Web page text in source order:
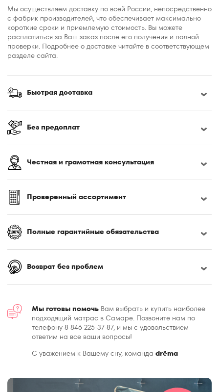
Мы осуществляем доставку по всей России, непосредственно
с фабрик производителей, что обеспечивает максимально
короткие сроки и приемлемую стоимость. Вы можете
расплатиться за Ваш заказ после его получения и полной
проверки. Подробнее о доставке читайте в соответствующем
разделе сайта.
Быстрая доставка
Без предоплат
Честная и грамотная консультация
Проверенный ассортимент
Полные гарантийные обязательства
Возврат без проблем
Мы готовы помочь Вам выбрать и купить наиболее
подходящий матрас в Самаре. Позвоните нам по
телефону 8 846 225-37-87, и мы с удовольствием
ответим на все ваши вопросы!
С уважением к Вашему сну, команда drёma